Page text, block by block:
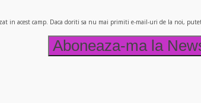
acest camp. Daca doriti sa nu mai primiti e-mail-uri de la noi,